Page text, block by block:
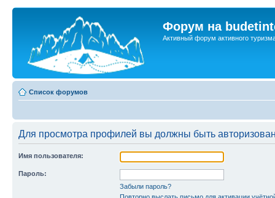
Форум на
Активный форум активного
Список форумов
Для просмотра профилей вы должны быть
Имя пользователя:
Пароль:
Забыли пароль?